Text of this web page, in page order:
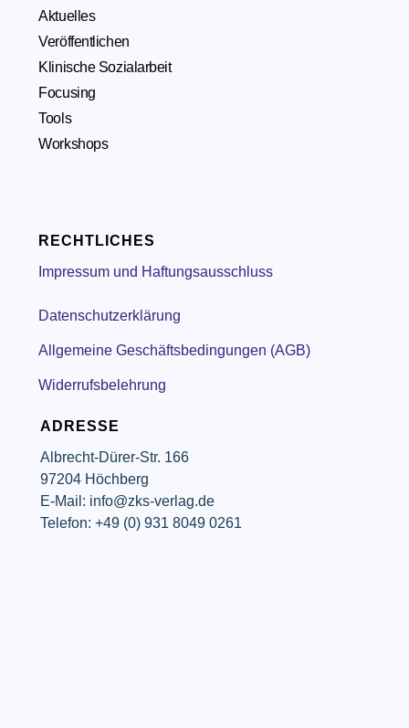
ADRESSE
Albrecht-Dürer-Str. 166
97204 Höchberg
E-Mail: info@zks-verlag.de
Telefon: +49 (0) 931 8049 0261
RECHTLICHES
Impressum und Haftungsausschluss
Datenschutzerklärung
Allgemeine Geschäftsbedingungen (AGB)
Widerrufsbelehrung
Aktuelles
Veröffentlichen
Klinische Sozialarbeit
Focusing
Tools
Workshops